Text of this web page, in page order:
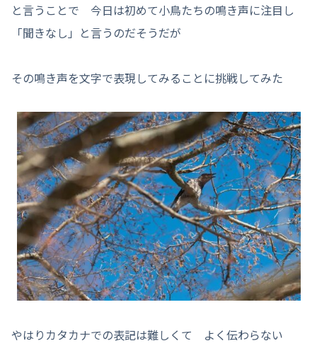
と言うことで 今日は初めて小鳥たちの鳴き声に注目し
「聞きなし」と言うのだそうだが
その鳴き声を文字で表現してみることに挑戦してみた
やはりカタカナでの表記は難しくて よく伝わらない